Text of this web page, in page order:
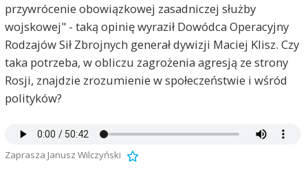
przywrócenie obowiązkowej zasadniczej służby
wojskowej" - taką opinię wyraził Dowódca Operacyjny
Rodzajów Sił Zbrojnych generał dywizji Maciej Klisz. Czy
taka potrzeba, w obliczu zagrożenia agresją ze strony
Rosji, znajdzie zrozumienie w społeczeństwie i wśród
polityków?
Zaprasza Janusz Wilczyński